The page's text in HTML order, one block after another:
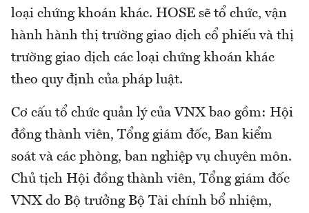
loại chứng khoán khác. HOSE sẽ tổ chức, vận
hành hành thị trường giao dịch cổ phiếu và thị
trường giao dịch các loại chứng khoán khác
theo quy định của pháp luật.
Cơ cấu tổ chức quản lý của VNX bao gồm: Hội
đồng thành viên, Tổng giám đốc, Ban kiểm
soát và các phòng, ban nghiệp vụ chuyên môn.
Chủ tịch Hội đồng thành viên, Tổng giám đốc
VNX do Bộ trưởng Bộ Tài chính bổ nhiệm,